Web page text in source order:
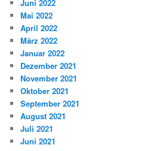
Juni 2022
Mai 2022
April 2022
März 2022
Januar 2022
Dezember 2021
November 2021
Oktober 2021
September 2021
August 2021
Juli 2021
Juni 2021